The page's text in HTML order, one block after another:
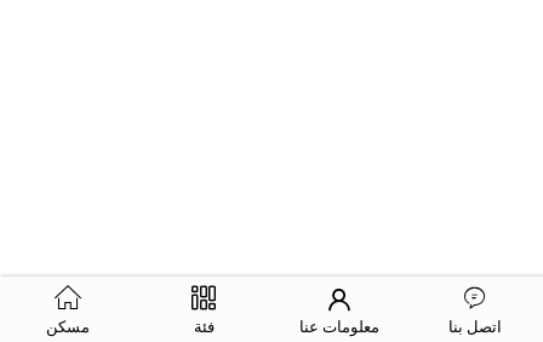
مسكن فئة معلومات عنا اتصل بنا